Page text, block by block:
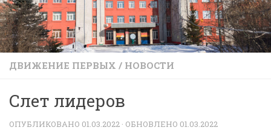
ДВИЖЕНИЕ ПЕРВЫХ / НОВОСТИ
Слет лидеров
ОПУБЛИКОВАНО 01.03.2022 · ОБНОВЛЕНО 01.03.2022